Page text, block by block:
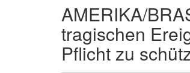
AMERIKA/
tragischen
Pflicht zu